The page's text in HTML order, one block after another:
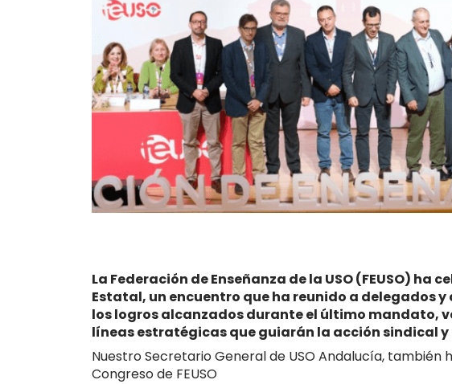
La Federación de Enseñanza de la USO (FEUSO) ha
Estatal, un encuentro que ha reunido a delegados
los logros alcanzados durante el último mandato,
líneas estratégicas que guiarán la acción sindical
Nuestro Secretario General de USO Andalucía, también
Congreso de FEUSO